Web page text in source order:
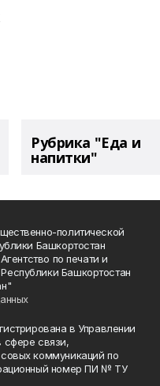
Рубрика "Еда и
напитки"
политической
Башкортостан
по печати и
Башкортостан
в Управлении
сфере связи,
коммуникаций по
номер ПИ № ТУ